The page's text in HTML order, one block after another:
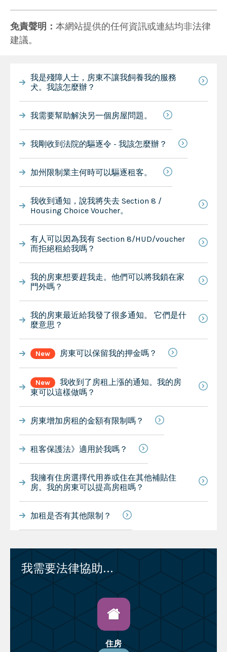
免責聲明： 本網站提供的任何資訊或連結均非法律
建議。
我是殘障人士，房東不讓我飼養我的服務
犬。我該怎麼辦？
我需要幫助解決另一個房屋問題。
我剛收到法院的驅逐令 - 我該怎麼辦？
加州限制業主何時可以驅逐租客。
我收到通知，說我將失去 Section 8 /
Housing Choice Voucher。
有人可以因為我有 Section 8/HUD/voucher
而拒絕租給我嗎？
我的房東想要趕我走。他們可以將我鎖在家
門外嗎？
我的房東最近給我發了很多通知。 它們是什
麼意思？
New 房東可以保留我的押金嗎？
New
我收到了房租上漲的通知。我的房
東可以這樣做嗎？
房東增加房租的金額有限制嗎？
租客保護法》適用於我嗎？
我擁有住房選擇代用券或住在其他補貼住
房。我的房東可以提高房租嗎？
加租是否有其他限制？
我需要法律協助...
住房